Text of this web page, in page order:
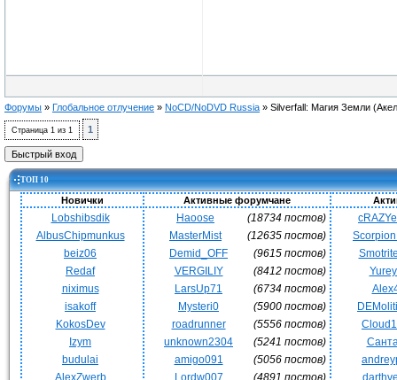
Форумы » Глобальное отлучение » NoCD/NoDVD Russia » Silverfall: Магия Земли
Страница 1 из 1 1
ТОП 10
Новички Активные форумчане
Lobshibsdik
AlbusChipmunkus
beiz06
Redaf
niximus
isakoff
KokosDev
Izym
budulai
AlexZwerb
Haoose
(18734 постов)
MasterMist
(12635 постов)
Demid_OFF
(9615 постов)
VERGILIY
(8412 постов)
LarsUp71
(6734 постов)
Mysteri0
(5900 постов)
roadrunner
(5556 постов)
unknown2304
(5241 постов)
amigo091
(5056 постов)
Lordw007
(4891 постов)